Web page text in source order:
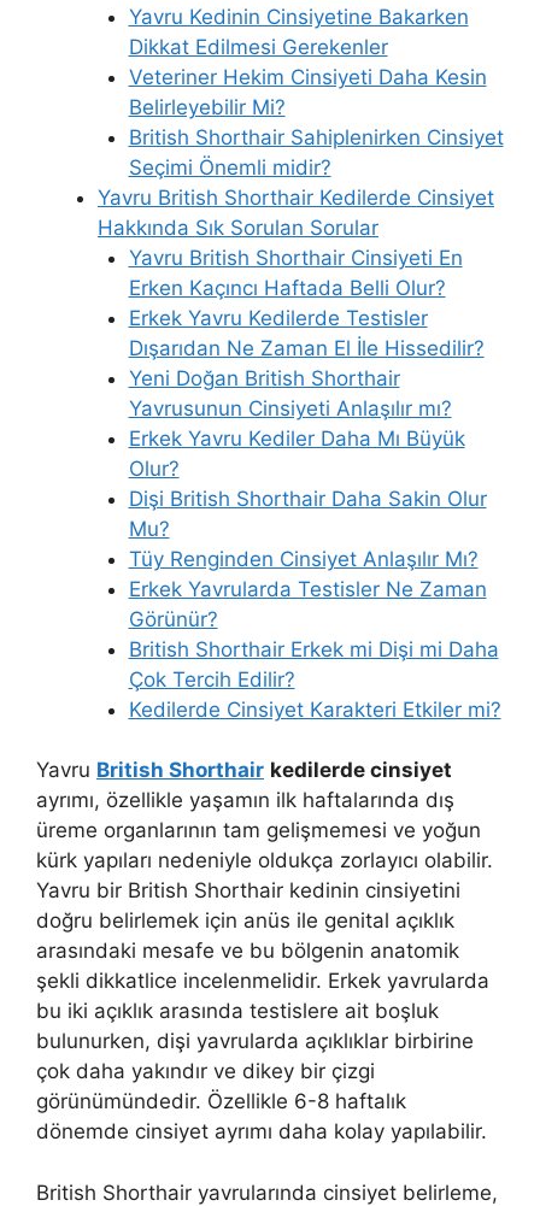
Yavru Kedinin Cinsiyetine Bakarken
Dikkat Edilmesi Gerekenler
Veteriner Hekim Cinsiyeti Daha Kesin
Belirleyebilir Mi?
British Shorthair Sahiplenirken Cinsiyet
Seçimi Önemli midir?
Yavru British Shorthair Kedilerde Cinsiyet
Hakkında Sık Sorulan Sorular
Yavru British Shorthair Cinsiyeti En
Erken Kaçıncı Haftada Belli Olur?
Erkek Yavru Kedilerde Testisler
Dışarıdan Ne Zaman El İle Hissedilir?
Yeni Doğan British Shorthair
Yavrusunun Cinsiyeti Anlaşılır mı?
Erkek Yavru Kediler Daha Mı Büyük
Olur?
Dişi British Shorthair Daha Sakin Olur
Mu?
Tüy Renginden Cinsiyet Anlaşılır Mı?
Erkek Yavrularda Testisler Ne Zaman
Görünür?
British Shorthair Erkek mi Dişi mi Daha
Çok Tercih Edilir?
Kedilerde Cinsiyet Karakteri Etkiler mi?
Yavru British Shorthair kedilerde cinsiyet
ayrımı, özellikle yaşamın ilk haftalarında dış
üreme organlarının tam gelişmemesi ve yoğun
kürk yapıları nedeniyle oldukça zorlayıcı olabilir.
Yavru bir British Shorthair kedinin cinsiyetini
doğru belirlemek için anüs ile genital açıklık
arasındaki mesafe ve bu bölgenin anatomik
şekli dikkatlice incelenmelidir. Erkek yavrularda
bu iki açıklık arasında testislere ait boşluk
bulunurken, dişi yavrularda açıklıklar birbirine
çok daha yakındır ve dikey bir çizgi
görünümündedir. Özellikle 6-8 haftalık
dönemde cinsiyet ayrımı daha kolay yapılabilir.
British Shorthair yavrularında cinsiyet belirleme,